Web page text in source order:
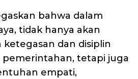
bahwa dalam
tidak hanya akan
dan disiplin
pemerintahan, tetapi juga
empati,